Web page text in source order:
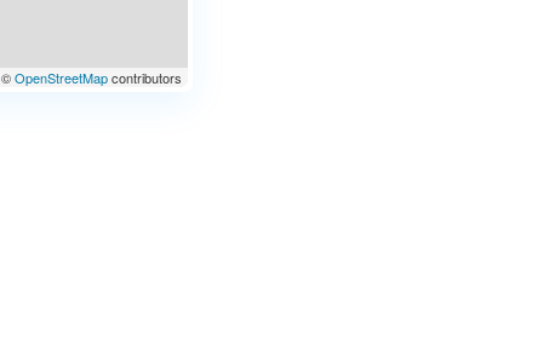
©OpenStreetMapcontributors